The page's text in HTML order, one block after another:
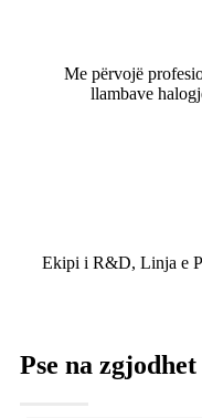
Me përvojë
llambave
Ekipi i R&D, Linja e
Pse na zgjodhet